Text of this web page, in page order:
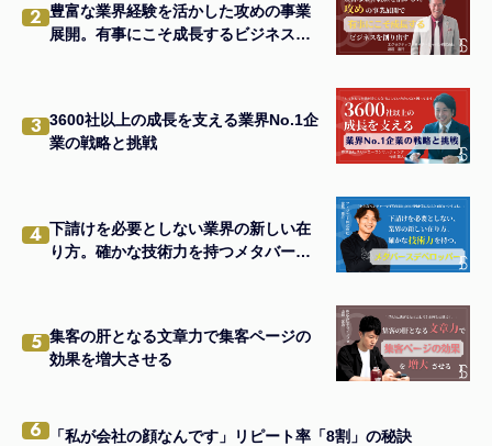
2 豊富な業界経験を活かした攻めの事業
展開。有事にこそ成長するビジネスを
3 3600社以上の成長を支える業界No.1企
業の戦略と挑戦
4 下請けを必要としない業界の新しい在
り方。確かな技術力を持つメタバース
5 集客の肝となる文章力で集客ページの
効果を増大させる
6 「私が会社の顔なんです」リピート率「8割」の秘訣